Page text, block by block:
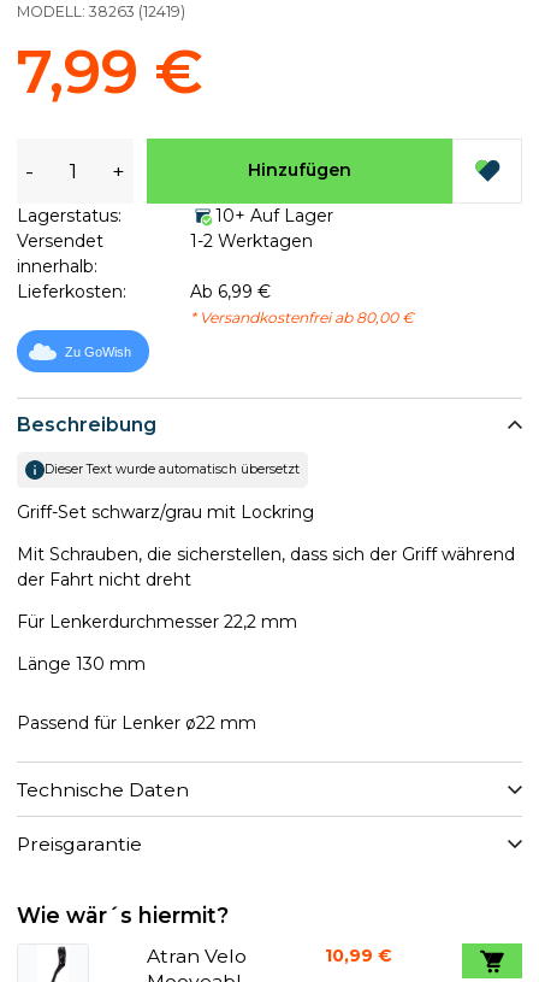
Beschreibung
Dieser Text wurde automatisch übersetzt
Griff-Set schwarz/grau mit Lockring
Mit Schrauben, die sicherstellen, dass sich der Griff während
der Fahrt nicht dreht
Für Lenkerdurchmesser 22,2 mm
Länge 130 mm
Passend für Lenker ø22 mm
Technische Daten
Preisgarantie
MODELL: 38263 (12419)
7,99 €
- + Hinzufügen
Lagerstatus:
10+ Auf Lager
Versendet
innerhalb:
1-2 Werktagen
Lieferkosten: Ab 6,99 €
* Versandkostenfrei ab 80,00 €
Zu GoWish
Wie wär´s hiermit?
Atran Velo
10,99 €